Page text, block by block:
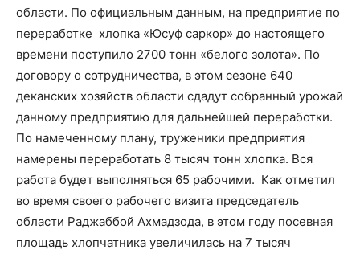
области. По официальным данным, на предприятие по
переработке хлопка «Юсуф саркор» до настоящего
времени поступило 2700 тонн «белого золота». По
договору о сотрудничества, в этом сезоне 640
деканских хозяйств области сдадут собранный урожай
данному предприятию для дальнейшей переработки.
По намеченному плану, труженики предприятия
намерены переработать 8 тысяч тонн хлопка. Вся
работа будет выполняться 65 рабочими. Как отметил
во время своего рабочего визита председатель
области Раджаббой Ахмадзода, в этом году посевная
площадь хлопчатника увеличилась на 7 тысяч